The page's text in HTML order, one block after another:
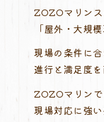
ZOZOマリンス
「屋外・大規
現場の条件に
進行と満足度
ZOZOマリンで
現場対応に強